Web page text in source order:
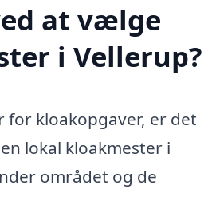
at vælge
i Vellerup?
for kloakopgaver, er det
lokal kloakmester i
området og de